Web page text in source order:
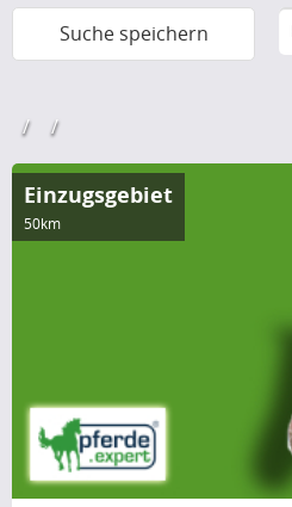
Umkreis
Suchbegriff
Futtermittel &
Sattler, Sattlereien &
Sattelanpassung
Suche speichern
Einzugsgebiet
50km